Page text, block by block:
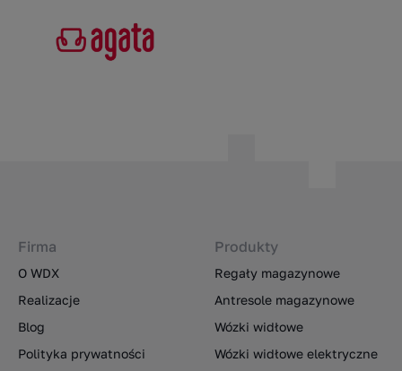
Firma
O WDX
Realizacje
Blog
Polityka prywatności
Produkty
Regały magazynowe
Antresole magazynowe
Wózki widłowe
Wózki widłowe elektryczne